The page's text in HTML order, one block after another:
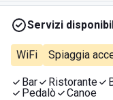
Servizi
WiFi Spiaggia
Bar Ristorante
Pedalò
Canoe